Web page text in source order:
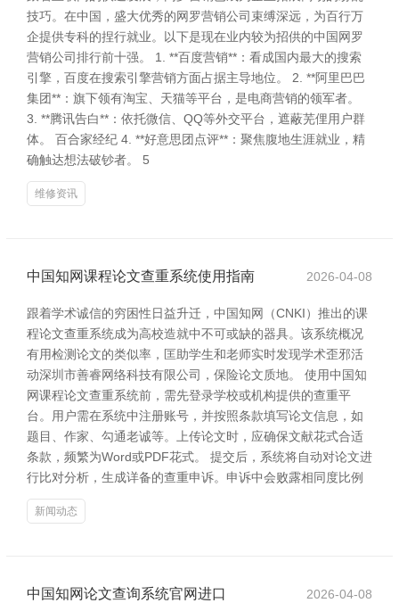
技巧。在中国，盛大优秀的网罗营销公司束缚深远，为百行万
企提供专科的捏行就业。以下是现在业内较为招供的中国网罗
营销公司排行前十强。 1. **百度营销**：看成国内最大的搜索
引擎，百度在搜索引擎营销方面占据主导地位。 2. **阿里巴巴
集团**：旗下领有淘宝、天猫等平台，是电商营销的领军者。
3. **腾讯告白**：依托微信、QQ等外交平台，遮蔽芜俚用户群
体。 百合家经纪 4. **好意思团点评**：聚焦腹地生涯就业，精
确触达想法破钞者。 5
维修资讯
中国知网课程论文查重系统使用指南 2026-04-08
跟着学术诚信的穷困性日益升迁，中国知网（CNKI）推出的课
程论文查重系统成为高校造就中不可或缺的器具。该系统概况
有用检测论文的类似率，匡助学生和老师实时发现学术歪邪活
动深圳市善睿网络科技有限公司，保险论文质地。 使用中国知
网课程论文查重系统前，需先登录学校或机构提供的查重平
台。用户需在系统中注册账号，并按照条款填写论文信息，如
题目、作家、勾通老诚等。上传论文时，应确保文献花式合适
条款，频繁为Word或PDF花式。 提交后，系统将自动对论文进
行比对分析，生成详备的查重申诉。申诉中会败露相同度比例
新闻动态
中国知网论文查询系统官网进口 2026-04-08